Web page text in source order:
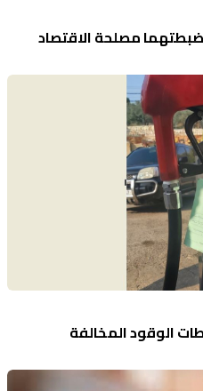
ضبطتهما مصلحة الاقتصاد
الوقود المخالفة